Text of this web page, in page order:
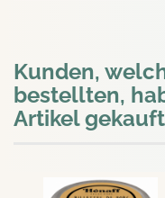
Kunden,
bestellten,
Artikel